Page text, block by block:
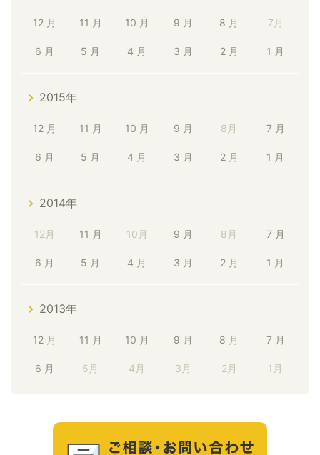
12 月 11 月 10 月 9 月 8 月 7月
6 月 5 月 4 月 3 月 2 月 1 月
2015年
12 月 11 月 10 月 9 月 8月 7 月
6 月 5 月 4 月 3 月 2 月 1 月
2014年
12月 11 月 10月 9 月 8月 7 月
6 月 5 月 4 月 3 月 2 月 1 月
2013年
12 月 11 月 10 月 9 月 8 月 7 月
6 月 5月 4月 3月 2月 1月